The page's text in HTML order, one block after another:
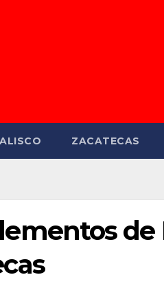
ZACATECAS